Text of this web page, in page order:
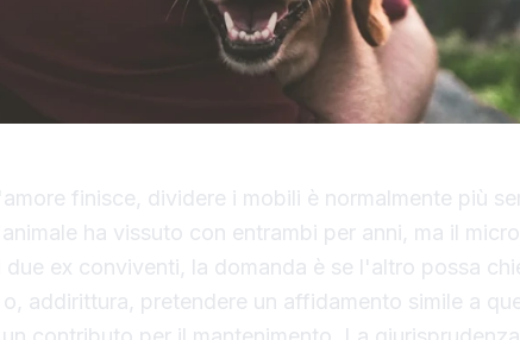
finisce, dividere i mobili è normalmente più
ha vissuto con entrambi per anni, ma il
ex conviventi, la domanda è se l'altro possa
addirittura, pretendere un affidamento simile a